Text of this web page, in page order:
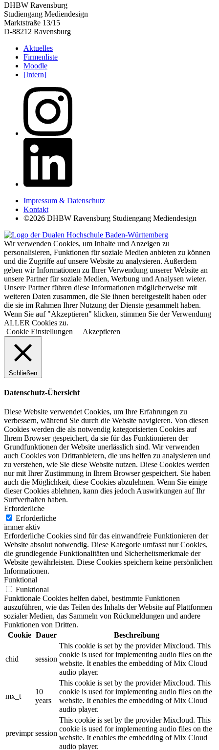
DHBW Ravensburg
Studiengang Mediendesign
Marktstraße 13/15
D-88212 Ravensburg
Aktuelles
Firmenliste
Moodle
[Intern]
Impressum & Datenschutz
Kontakt
©2026 DHBW Ravensburg Studiengang Mediendesign
Wir verwenden Cookies, um Inhalte und Anzeigen zu
personalisieren, Funktionen für soziale Medien anbieten zu können
und die Zugriffe auf unsere Website zu analysieren. Außerdem
geben wir Informationen zu Ihrer Verwendung unserer Website an
unsere Partner für soziale Medien, Werbung und Analysen wieter.
Unsere Partner führen diese Informationen möglicherweise mit
weiteren Daten zusammen, die Sie ihnen bereitgestellt haben oder
die sie im Rahmen Ihrer Nutzung der Dienste gesammelt haben.
Wenn Sie auf "Akzeptieren" klicken, stimmen Sie der Verwendung
ALLER Cookies zu.
Cookie Einstellungen
Akzeptieren
Schließen
Datenschutz-Übersicht
Diese Website verwendet Cookies, um Ihre Erfahrungen zu
verbessern, während Sie durch die Website navigieren. Von diesen
Cookies werden die als notwendig kategorisierten Cookies auf
Ihrem Browser gespeichert, da sie für das Funktionieren der
Grundfunktionen der Website unerlässlich sind. Wir verwenden
auch Cookies von Drittanbietern, die uns helfen zu analysieren und
zu verstehen, wie Sie diese Website nutzen. Diese Cookies werden
nur mit Ihrer Zustimmung in Ihrem Browser gespeichert. Sie haben
auch die Möglichkeit, diese Cookies abzulehnen. Wenn Sie einige
dieser Cookies ablehnen, kann dies jedoch Auswirkungen auf Ihr
Surfverhalten haben.
Erforderliche
Erforderliche
immer aktiv
Erforderliche Cookies sind für das einwandfreie Funktionieren der
Website absolut notwendig. Diese Kategorie umfasst nur Cookies,
die grundlegende Funktionalitäten und Sicherheitsmerkmale der
Website gewährleisten. Diese Cookies speichern keine persönlichen
Informationen.
Funktional
Funktional
Funktionale Cookies helfen dabei, bestimmte Funktionen
auszuführen, wie das Teilen des Inhalts der Website auf Plattformen
sozialer Medien, das Sammeln von Rückmeldungen und andere
Funktionen von Dritten.
Cookie Dauer Beschreibung
chid session
This cookie is set by the provider Mixcloud. This
cookie is used for implementing audio files on the
website. It enables the embedding of Mix Cloud
audio player.
mx_t
10
years
This cookie is set by the provider Mixcloud. This
cookie is used for implementing audio files on the
website. It enables the embedding of Mix Cloud
audio player.
previmpr session
This cookie is set by the provider Mixcloud. This
cookie is used for implementing audio files on the
website. It enables the embedding of Mix Cloud
audio player.